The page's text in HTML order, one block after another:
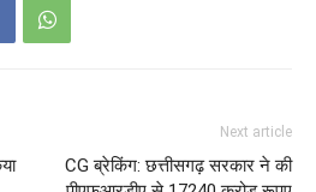
Next article
CG ब्रेकिंग: छत्तीसगढ़ सरकार ने की